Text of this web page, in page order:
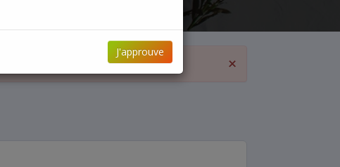
J'approuve
×